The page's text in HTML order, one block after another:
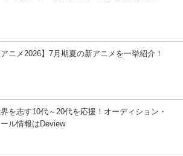
アニメ2026】7月期夏の新アニメを一挙紹介！
を志す10代～20代を応援！オーディション・
ル情報はDeview